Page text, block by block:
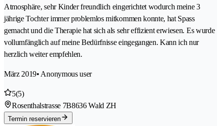
Atmosphäre, sehr Kinder freundlich eingerichtet wodurch meine 3
jährige Tochter immer problemlos mitkommen konnte, hat Spass
gemacht und die Therapie hat sich als sehr effizient erwiesen. Es wurde
vollumfänglich auf meine Bedürfnisse eingegangen. Kann ich nur
herzlich weiter empfehlen.
März 2019• Anonymous user
5(5)
Rosenthalstrasse 7B8636 Wald ZH
Termin reservieren